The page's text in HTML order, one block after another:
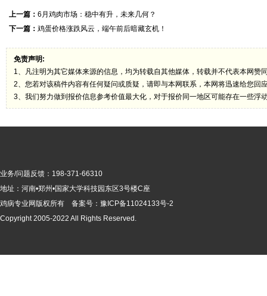
上一篇： 6月鸡肉市场：稳中有升，未来几何？
下一篇： 鸡蛋价格涨跌风云，端午前后暗藏玄机！
免责声明:
1、凡注明为其它媒体来源的信息，均为转载自其他媒体，转载并不代表本网赞
2、您若对该稿件内容有任何疑问或质疑，请即与本网联系，本网将迅速给您回
3、我们努力做到报价信息参考价值最大化，对于报价同一地区可能存在一些浮
业务/问题反馈：198-371-66310
地址：河南•郑州•国家大学科技园东区3号楼C座
鸡病专业网版权所有 备案号： 豫ICP备11024133号-2
Copyright 2005-2022 All Rights Reserved.